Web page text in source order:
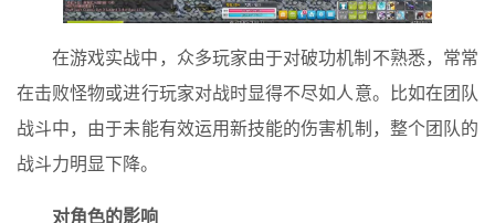
在游戏实战中，众多玩家由于对破功机制不熟悉，常常
在击败怪物或进行玩家对战时显得不尽如人意。比如在团队
战斗中，由于未能有效运用新技能的伤害机制，整个团队的
战斗力明显下降。
对角色的影响